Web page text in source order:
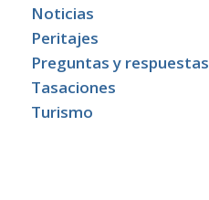
Noticias
Peritajes
Preguntas y respuestas
Tasaciones
Turismo